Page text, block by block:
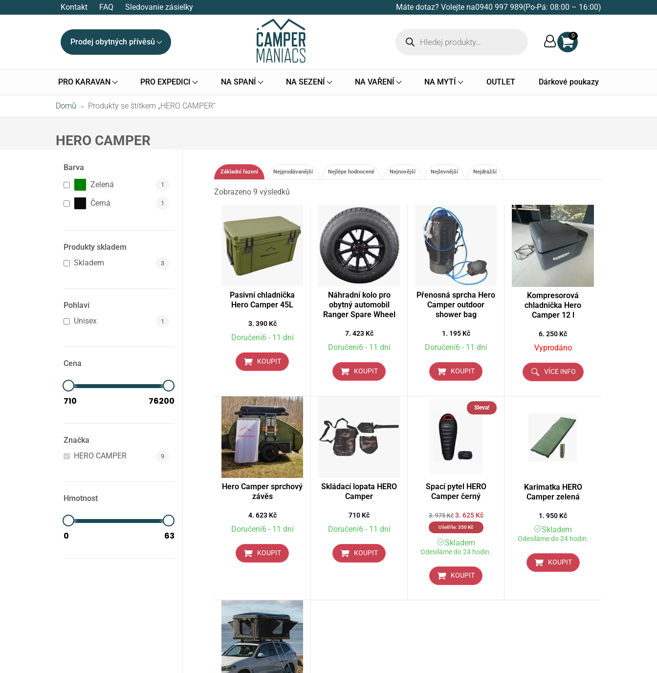
Kontakt FAQ Sledovanie zásielky Máte dotaz? Volejte na0940 997 989(Po-Pá: 08:00 – 16:00)
Prodej obytných přívěsů
0
PRO KARAVAN PRO EXPEDICI NA SPANÍ NA SEZENÍ NA VAŘENÍ NA MYTÍ OUTLET Dárkové poukazy
Domů > Produkty se štítkem „HERO CAMPER“
HERO CAMPER
Barva
Zelená
1
Černá 1
Produkty skladem
Skladem
3
Pohlaví
Unisex
1
Cena
Značka
HERO CAMPER
9
Hmotnost
Základní řazení Nejprodávanější Nejlépe hodnocené Nejnovější Nejlevnější Nejdražší
Zobrazeno 9 výsledků
Pasivní chladnička
Hero Camper 45L
3. 390 Kč
Doručení6 - 11 dní
KOUPIT
Náhradní kolo pro
obytný automobil
Ranger Spare Wheel
7. 423 Kč
Doručení6 - 11 dní
KOUPIT
Přenosná sprcha Hero
Camper outdoor
shower bag
1. 195 Kč
Doručení6 - 11 dní
KOUPIT
Kompresorová
chladnička Hero
Camper 12 l
6. 250 Kč
Vyprodáno
VÍCE INFO
Hero Camper sprchový
závěs
4. 623 Kč
Doručení6 - 11 dní
KOUPIT
Skládací lopata HERO
Camper
710 Kč
Doručení6 - 11 dní
KOUPIT
Sleva!
Spací pytel HERO
Camper černý
3. 975Kč 3. 625 Kč
Ušetříte: 350Kč
Skladem
Odesíláme do 24 hodin.
KOUPIT
Karimatka HERO
Camper zelená
1. 950 Kč
Skladem
Odesíláme do 24 hodin.
KOUPIT